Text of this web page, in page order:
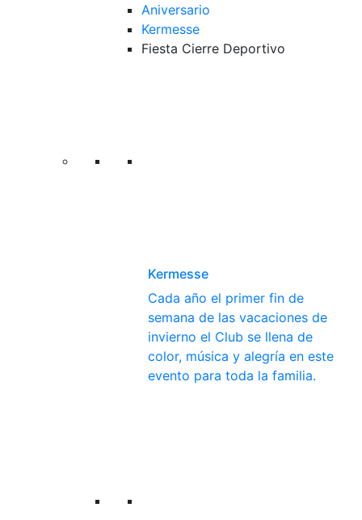
Aniversario
Kermesse
Fiesta Cierre Deportivo
Kermesse
Cada año el primer fin de
semana de las vacaciones de
invierno el Club se llena de
color, música y alegría en este
evento para toda la familia.